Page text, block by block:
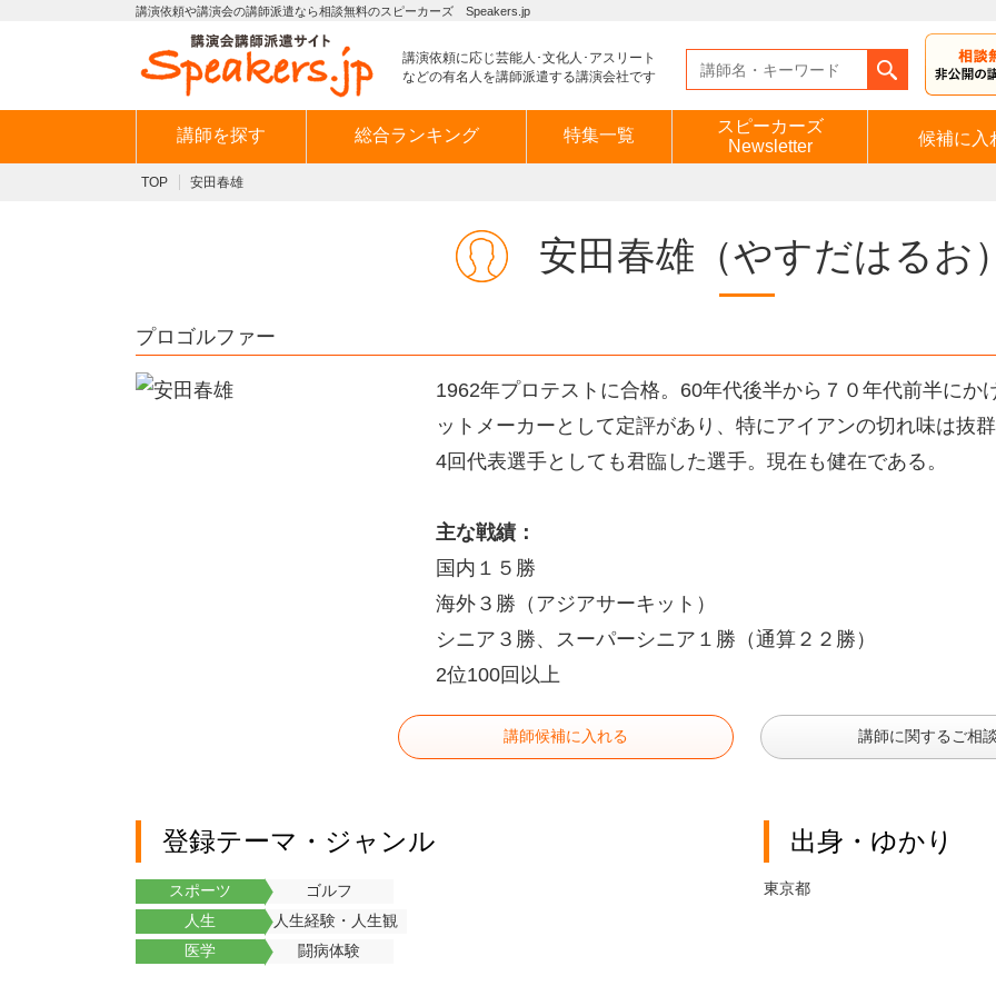
講演依頼や講演会の講師派遣なら相談無料のスピーカーズ Speakers.jp
講演依頼に応じ芸能人･文化人･アスリート
などの有名人を講師派遣する講演会社です
講師を探す 総合ランキング 特集一覧
スピーカーズ
Newsletter
候補に入
TOP 安田春雄
安田春雄 （やすだはるお
プロゴルファー
1962年プロテストに合格。60年代後半から７０年代前半にか
ットメーカーとして定評があり、特にアイアンの切れ味は抜
4回代表選手としても君臨した選手。現在も健在である。
主な戦績：
国内１５勝
海外３勝（アジアサーキット）
シニア３勝、スーパーシニア１勝（通算２２勝）
2位100回以上
講師候補に入れる 講師に関するご相
登録テーマ・ジャンル
スポーツ
ゴルフ
人生
人生経験・人生観
医学
闘病体験
出身・ゆかり
東京都